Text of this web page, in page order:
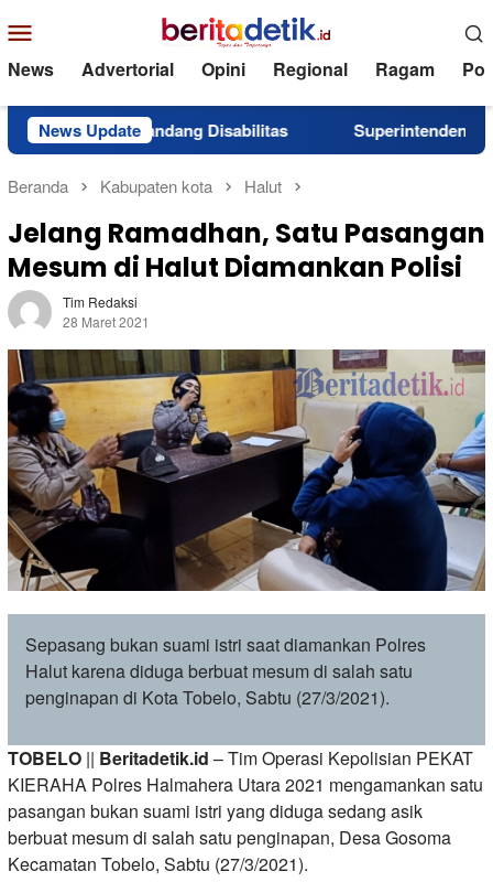
ke
kontenMobile
News Advertorial Opini Regional Ragam
News Update
Penyandang Disabilitas Superintendent NHM Berbagi
Beranda Kabupaten kota Halut
Jelang Ramadhan, Satu Pasangan
Mesum di Halut Diamankan Polisi
Tim Redaksi
28 Maret 2021
Sepasang bukan suami istri saat diamankan Polres
Halut karena diduga berbuat mesum di salah satu
penginapan di Kota Tobelo, Sabtu (27/3/2021).
TOBELO || Beritadetik.id – Tim Operasi Kepolisian PEKAT
KIERAHA Polres Halmahera Utara 2021 mengamankan satu
pasangan bukan suami istri yang diduga sedang asik
berbuat mesum di salah satu penginapan, Desa Gosoma
Kecamatan Tobelo, Sabtu (27/3/2021).